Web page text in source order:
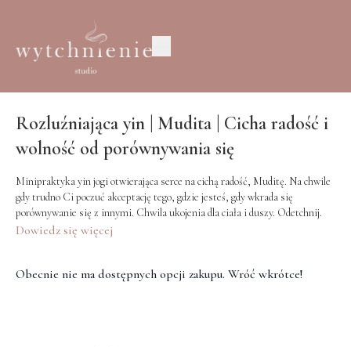
Rozluźniająca yin | Mudita | Cicha radość i
wolność od porównywania się
Minipraktyka yin jogi otwierająca serce na cichą radość, Muditę. Na chwile
gdy trudno Ci poczuć akceptację tego, gdzie jesteś, gdy wkrada się
porównywanie się z innymi. Chwila ukojenia dla ciała i duszy. Odetchnij.
Dowiedz się więcej
Obecnie nie ma dostępnych opcji zakupu. Wróć wkrótce!